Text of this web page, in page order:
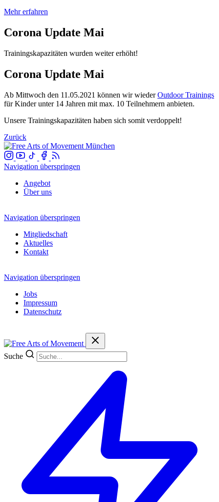
Mehr erfahren
Corona Update Mai
Trainingskapazitäten wurden weiter erhöht!
Corona Update Mai
Ab Mittwoch den 11.05.2021 können wir wiederOutdoor Trainings
für Kinder unter 14 Jahren mit max. 10 Teilnehmern anbieten.
Unsere Trainingskapazitäten haben sich somit verdoppelt!
Zurück
Navigation überspringen
Angebot
Über uns
Navigation überspringen
Mitgliedschaft
Aktuelles
Kontakt
Navigation überspringen
Jobs
Impressum
Datenschutz
Suche